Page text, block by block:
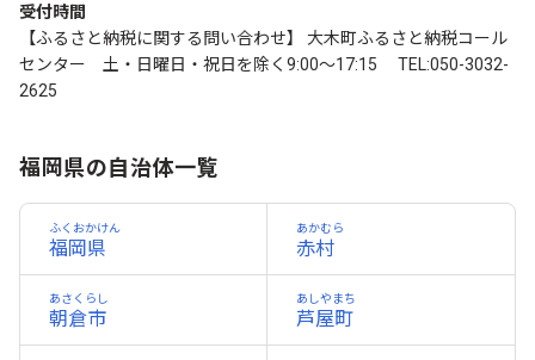
受付時間
【ふるさと納税に関する問い合わせ】 大木町ふるさと納税コール
センター 土・日曜日・祝日を除く9:00～17:15 TEL:050-3032-
2625
福岡県の自治体一覧
福岡県
ふくおかけん
赤村
あかむら
朝倉市
あさくらし
芦屋町
あしやまち